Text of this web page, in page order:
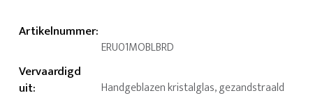
Artikelnummer:
ERU01MOBLBRD
Vervaardigd
uit: Handgeblazen kristalglas, gezandstraald